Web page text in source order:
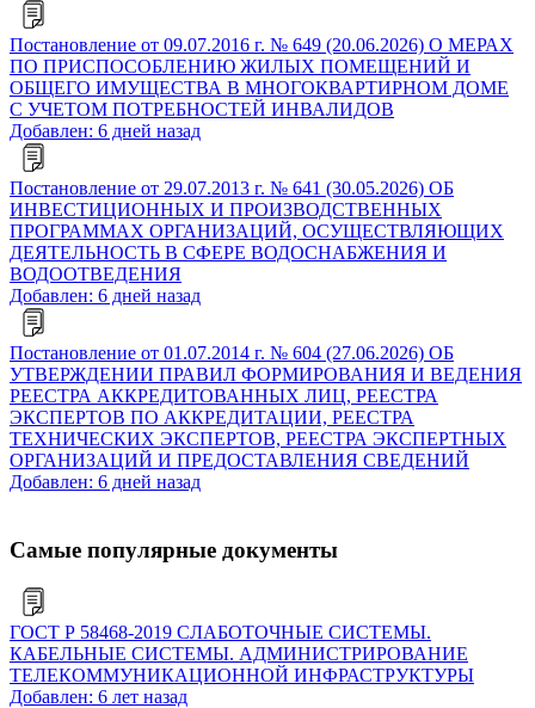
Постановление от 09.07.2016 г. № 649 (20.06.2026) О МЕРАХ
ПО ПРИСПОСОБЛЕНИЮ ЖИЛЫХ ПОМЕЩЕНИЙ И
ОБЩЕГО ИМУЩЕСТВА В МНОГОКВАРТИРНОМ ДОМЕ
С УЧЕТОМ ПОТРЕБНОСТЕЙ ИНВАЛИДОВ
Добавлен: 6 дней назад
Постановление от 29.07.2013 г. № 641 (30.05.2026) ОБ
ИНВЕСТИЦИОННЫХ И ПРОИЗВОДСТВЕННЫХ
ПРОГРАММАХ ОРГАНИЗАЦИЙ, ОСУЩЕСТВЛЯЮЩИХ
ДЕЯТЕЛЬНОСТЬ В СФЕРЕ ВОДОСНАБЖЕНИЯ И
ВОДООТВЕДЕНИЯ
Добавлен: 6 дней назад
Постановление от 01.07.2014 г. № 604 (27.06.2026) ОБ
УТВЕРЖДЕНИИ ПРАВИЛ ФОРМИРОВАНИЯ И ВЕДЕНИЯ
РЕЕСТРА АККРЕДИТОВАННЫХ ЛИЦ, РЕЕСТРА
ЭКСПЕРТОВ ПО АККРЕДИТАЦИИ, РЕЕСТРА
ТЕХНИЧЕСКИХ ЭКСПЕРТОВ, РЕЕСТРА ЭКСПЕРТНЫХ
ОРГАНИЗАЦИЙ И ПРЕДОСТАВЛЕНИЯ СВЕДЕНИЙ
Добавлен: 6 дней назад
Самые популярные документы
ГОСТ Р 58468-2019 СЛАБОТОЧНЫЕ СИСТЕМЫ.
КАБЕЛЬНЫЕ СИСТЕМЫ. АДМИНИСТРИРОВАНИЕ
ТЕЛЕКОММУНИКАЦИОННОЙ ИНФРАСТРУКТУРЫ
Добавлен: 6 лет назад